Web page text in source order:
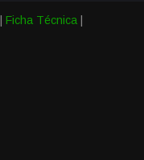
Ficha Técnica